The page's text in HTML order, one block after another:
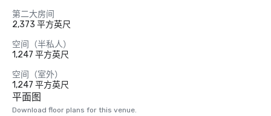
第二大房间
2,373 平方英尺
空间（半私人）
1,247 平方英尺
空间（室外）
1,247 平方英尺
平面图
Download floor plans for this venue.